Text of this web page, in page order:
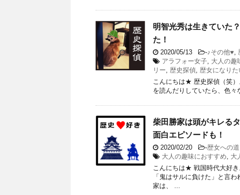
明智光秀は生きていた
た！
2020/05/13 -♪その他♥,
アラフォー女子, 大人の趣
リー, 歴史探偵, 歴女になりた
こんにちは★ 歴史探偵（笑
を読んだりしていたら、色
柴田勝家は頭がキレる
面白エピソードも！
2020/02/20 -歴女への道
大人の趣味におすすめ, 大
こんにちは★ 戦国時代大好
「鬼はサルに負けた」と言
家は、 ...